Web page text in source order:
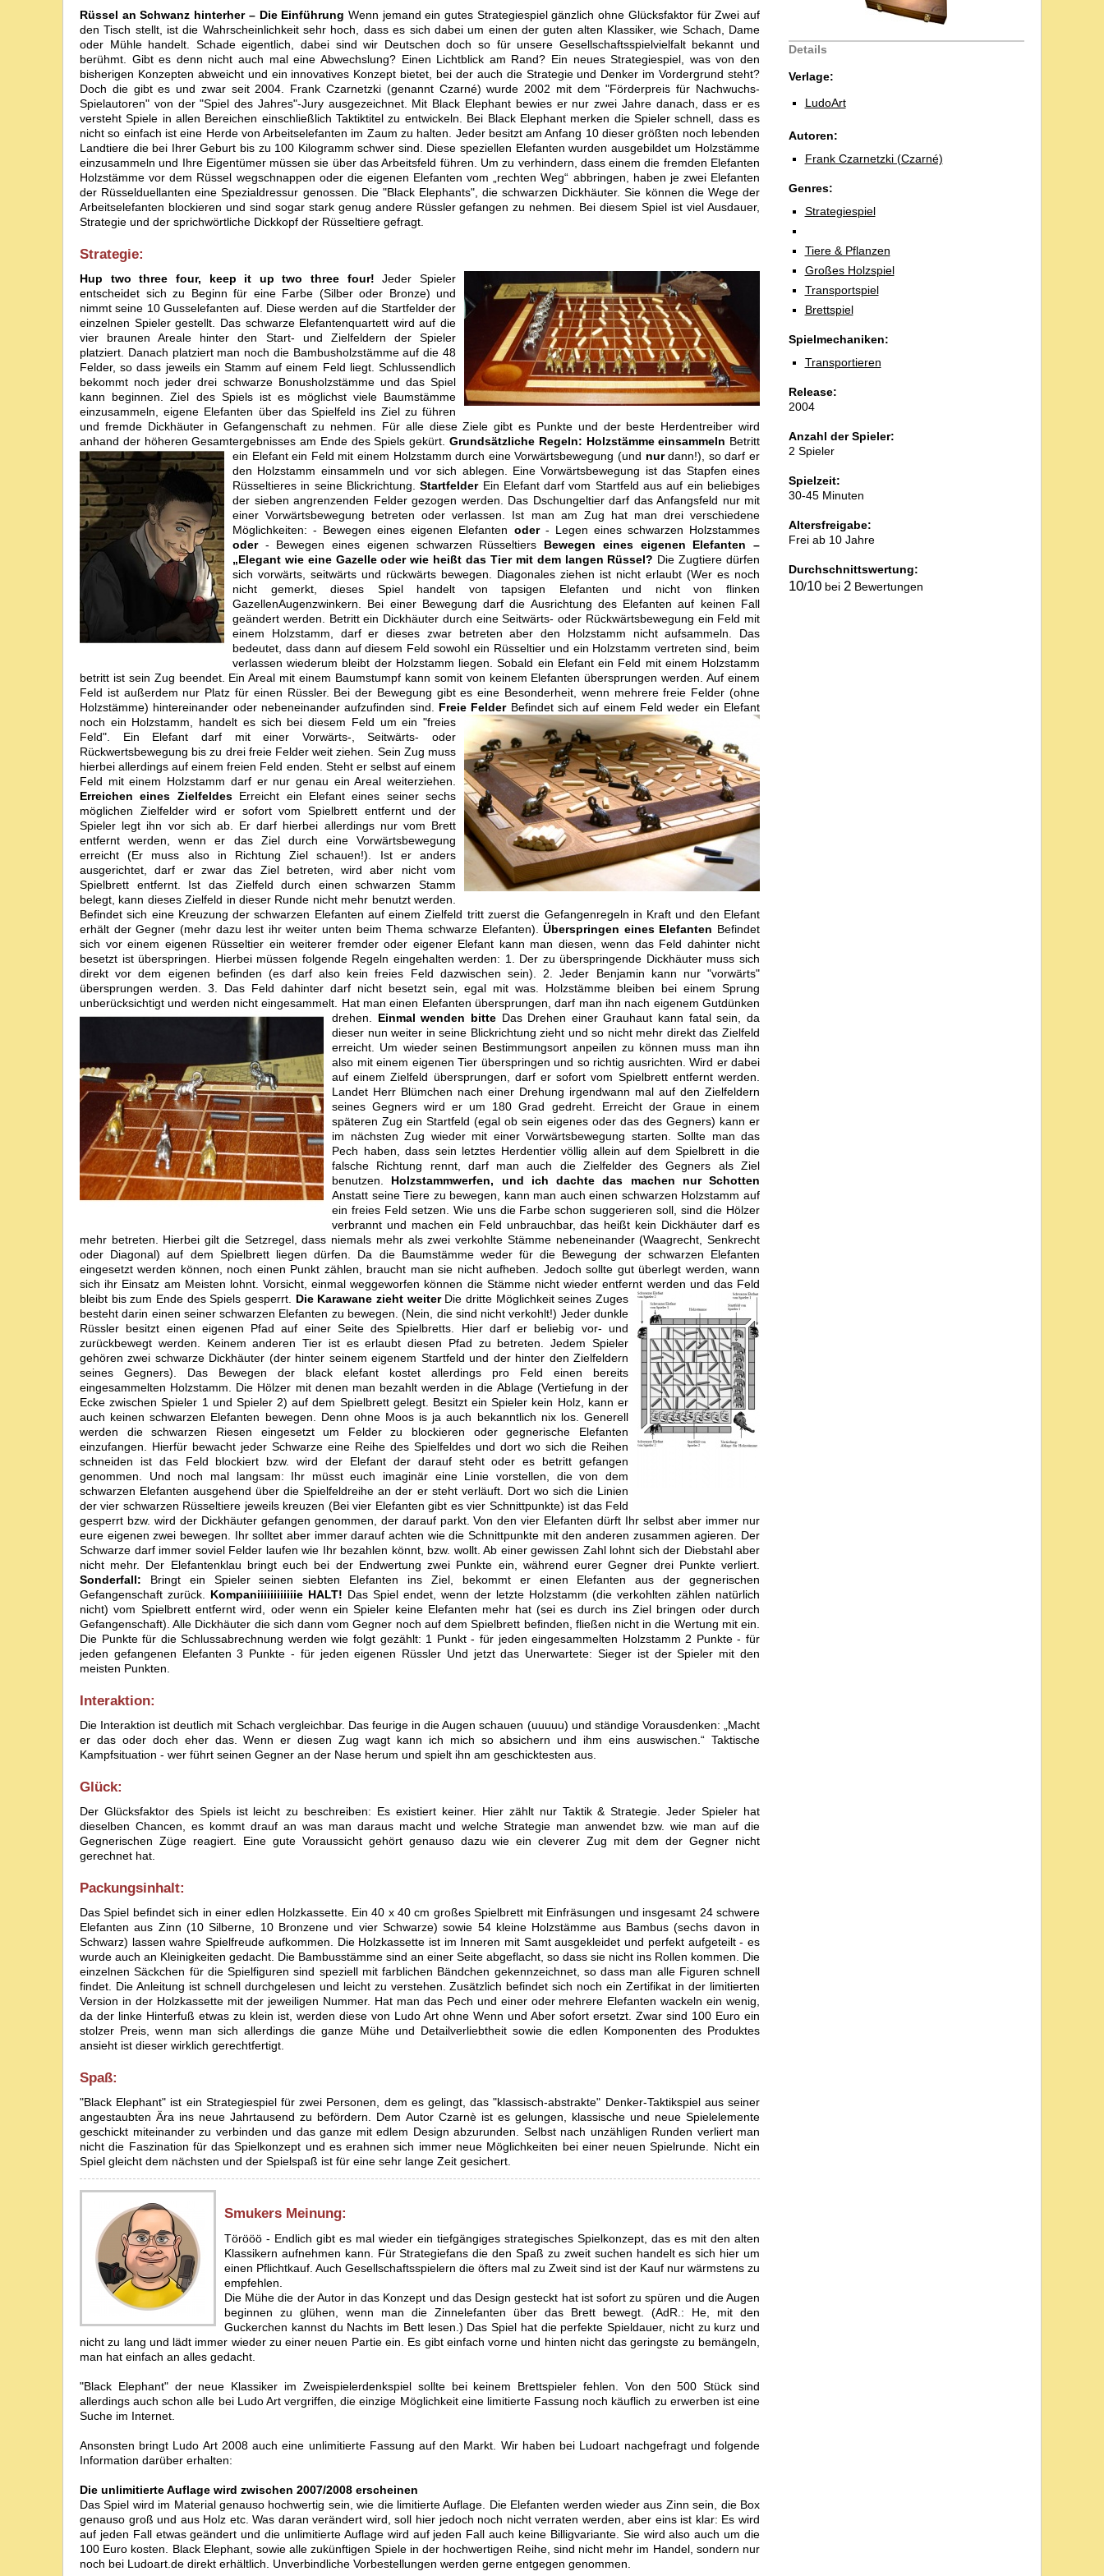
Details
Verlage:
LudoArt
Autoren:
Frank Czarnetzki (Czarné)
Genres:
Strategiespiel
Tiere & Pflanzen
Großes Holzspiel
Transportspiel
Brettspiel
Spielmechaniken:
Transportieren
Release:
2004
Anzahl der Spieler:
2 Spieler
Spielzeit:
30-45 Minuten
Altersfreigabe:
Frei ab 10 Jahre
Durchschnittswertung:
10/10bei 2Bewertungen
Rüssel an Schwanz hinterher – Die Einführung Wenn jemand ein gutes Strategiespiel gänzlich ohne Glücksfaktor für Zwei auf
den Tisch stellt, ist die Wahrscheinlichkeit sehr hoch, dass es sich dabei um einen der guten alten Klassiker, wie Schach, Dame
oder Mühle handelt. Schade eigentlich, dabei sind wir Deutschen doch so für unsere Gesellschaftsspielvielfalt bekannt und
berühmt. Gibt es denn nicht auch mal eine Abwechslung? Einen Lichtblick am Rand? Ein neues Strategiespiel, was von den
bisherigen Konzepten abweicht und ein innovatives Konzept bietet, bei der auch die Strategie und Denker im Vordergrund steht?
Doch die gibt es und zwar seit 2004. Frank Czarnetzki (genannt Czarné) wurde 2002 mit dem "Förderpreis für Nachwuchs-
Spielautoren" von der "Spiel des Jahres"-Jury ausgezeichnet. Mit Black Elephant bewies er nur zwei Jahre danach, dass er es
versteht Spiele in allen Bereichen einschließlich Taktiktitel zu entwickeln. Bei Black Elephant merken die Spieler schnell, dass es
nicht so einfach ist eine Herde von Arbeitselefanten im Zaum zu halten. Jeder besitzt am Anfang 10 dieser größten noch lebenden
Landtiere die bei Ihrer Geburt bis zu 100 Kilogramm schwer sind. Diese speziellen Elefanten wurden ausgebildet um Holzstämme
einzusammeln und Ihre Eigentümer müssen sie über das Arbeitsfeld führen. Um zu verhindern, dass einem die fremden Elefanten
Holzstämme vor dem Rüssel wegschnappen oder die eigenen Elefanten vom „rechten Weg“ abbringen, haben je zwei Elefanten
der Rüsselduellanten eine Spezialdressur genossen. Die "Black Elephants", die schwarzen Dickhäuter. Sie können die Wege der
Arbeitselefanten blockieren und sind sogar stark genug andere Rüssler gefangen zu nehmen. Bei diesem Spiel ist viel Ausdauer,
Strategie und der sprichwörtliche Dickkopf der Rüsseltiere gefragt.
Strategie:
Hup two three four, keep it up two three four! Jeder Spieler
entscheidet sich zu Beginn für eine Farbe (Silber oder Bronze) und
nimmt seine 10 Gusselefanten auf. Diese werden auf die Startfelder der
einzelnen Spieler gestellt. Das schwarze Elefantenquartett wird auf die
vier braunen Areale hinter den Start- und Zielfeldern der Spieler
platziert. Danach platziert man noch die Bambusholzstämme auf die 48
Felder, so dass jeweils ein Stamm auf einem Feld liegt. Schlussendlich
bekommt noch jeder drei schwarze Bonusholzstämme und das Spiel
kann beginnen. Ziel des Spiels ist es möglichst viele Baumstämme
einzusammeln, eigene Elefanten über das Spielfeld ins Ziel zu führen
und fremde Dickhäuter in Gefangenschaft zu nehmen. Für alle diese Ziele gibt es Punkte und der beste Herdentreiber wird
anhand der höheren Gesamtergebnisses am Ende des Spiels gekürt. Grundsätzliche Regeln: Holzstämme einsammeln Betritt
ein Elefant ein Feld mit einem Holzstamm durch eine Vorwärtsbewegung (und nurdann!), so darf er
den Holzstamm einsammeln und vor sich ablegen. Eine Vorwärtsbewegung ist das Stapfen eines
Rüsseltieres in seine Blickrichtung.StartfelderEin Elefant darf vom Startfeld aus auf ein beliebiges
der sieben angrenzenden Felder gezogen werden. Das Dschungeltier darf das Anfangsfeld nur mit
einer Vorwärtsbewegung betreten oder verlassen.
Ist man am Zug hat man drei verschiedene
Möglichkeiten: - Bewegen eines eigenen Elefanten oder- Legen eines schwarzen Holzstammes
oder- Bewegen eines eigenen schwarzen Rüsseltiers Bewegen eines eigenen Elefanten –
„Elegant wie eine Gazelle oder wie heißt das Tier mit dem langen Rüssel? Die Zugtiere dürfen
sich vorwärts, seitwärts und rückwärts bewegen. Diagonales ziehen ist nicht erlaubt (Wer es noch
nicht gemerkt, dieses Spiel handelt von tapsigen Elefanten und nicht von flinken
GazellenAugenzwinkern. Bei einer Bewegung darf die Ausrichtung des Elefanten auf keinen Fall
geändert werden. Betritt ein Dickhäuter durch eine Seitwärts- oder Rückwärtsbewegung ein Feld mit
einem Holzstamm, darf er dieses zwar betreten aber den Holzstamm nicht aufsammeln. Das
bedeutet, dass dann auf diesem Feld sowohl ein Rüsseltier und ein Holzstamm vertreten sind, beim
verlassen wiederum bleibt der Holzstamm liegen. Sobald ein Elefant ein Feld mit einem Holzstamm
betritt ist sein Zug beendet. Ein Areal mit einem Baumstumpf kann somit von keinem Elefanten übersprungen werden. Auf einem
Feld ist außerdem nur Platz für einen Rüssler. Bei der Bewegung gibt es eine Besonderheit, wenn mehrere freie Felder (ohne
Holzstämme) hintereinander oder nebeneinander aufzufinden sind. Freie Felder Befindet sich auf einem Feld weder ein Elefant
noch ein Holzstamm, handelt es sich bei diesem Feld um ein "freies
Feld". Ein Elefant darf mit einer Vorwärts-, Seitwärts- oder
Rückwertsbewegung bis zu drei freie Felder weit ziehen. Sein Zug muss
hierbei allerdings auf einem freien Feld enden. Steht er selbst auf einem
Feld mit einem Holzstamm darf er nur genau ein Areal weiterziehen.
Erreichen eines ZielfeldesErreicht ein Elefant eines seiner sechs
möglichen Zielfelder wird er sofort vom Spielbrett entfernt und der
Spieler legt ihn vor sich ab. Er darf hierbei allerdings nur vom Brett
entfernt werden, wenn er das Ziel durch eine Vorwärtsbewegung
erreicht (Er muss also in Richtung Ziel schauen!). Ist er anders
ausgerichtet, darf er zwar das Ziel betreten, wird aber nicht vom
Spielbrett entfernt. Ist das Zielfeld durch einen schwarzen Stamm
belegt, kann dieses Zielfeld in dieser Runde nicht mehr benutzt werden.
Befindet sich eine Kreuzung der schwarzen Elefanten auf einem Zielfeld tritt zuerst die Gefangenregeln in Kraft und den Elefant
erhält der Gegner (mehr dazu lest ihr weiter unten beim Thema schwarze Elefanten).Überspringen eines Elefanten Befindet
sich vor einem eigenen Rüsseltier ein weiterer fremder oder eigener Elefant kann man diesen, wenn das Feld dahinter nicht
besetzt ist überspringen. Hierbei müssen folgende Regeln eingehalten werden: 1. Der zu überspringende Dickhäuter muss sich
direkt vor dem eigenen befinden (es darf also kein freies Feld dazwischen sein). 2. Jeder Benjamin kann nur "vorwärts"
übersprungen werden. 3. Das Feld dahinter darf nicht besetzt sein, egal mit was. Holzstämme bleiben bei einem Sprung
unberücksichtigt und werden nicht eingesammelt. Hat man einen Elefanten übersprungen, darf man ihn nach eigenem Gutdünken
drehen. Einmal wenden bitte Das Drehen einer Grauhaut kann fatal sein, da
dieser nun weiter in seine Blickrichtung zieht und so nicht mehr direkt das Zielfeld
erreicht. Um wieder seinen Bestimmungsort anpeilen zu können muss man ihn
also mit einem eigenen Tier überspringen und so richtig ausrichten. Wird er dabei
auf einem Zielfeld übersprungen, darf er sofort vom Spielbrett entfernt werden.
Landet Herr Blümchen nach einer Drehung irgendwann mal auf den Zielfeldern
seines Gegners wird er um 180 Grad gedreht. Erreicht der Graue in einem
späteren Zug ein Startfeld (egal ob sein eigenes oder das des Gegners) kann er
im nächsten Zug wieder mit einer Vorwärtsbewegung starten. Sollte man das
Pech haben, dass sein letztes Herdentier völlig allein auf dem Spielbrett in die
falsche Richtung rennt, darf man auch die Zielfelder des Gegners als Ziel
benutzen. Holzstammwerfen, und ich dachte das machen nur Schotten
Anstatt seine Tiere zu bewegen, kann man auch einen schwarzen Holzstamm auf
ein freies Feld setzen. Wie uns die Farbe schon suggerieren soll, sind die Hölzer
verbrannt und machen ein Feld unbrauchbar, das heißt kein Dickhäuter darf es
mehr betreten. Hierbei gilt die Setzregel, dass niemals mehr als zwei verkohlte Stämme nebeneinander (Waagrecht, Senkrecht
oder Diagonal) auf dem Spielbrett liegen dürfen. Da die Baumstämme weder für die Bewegung der schwarzen Elefanten
eingesetzt werden können, noch einen Punkt zählen, braucht man sie nicht aufheben. Jedoch sollte gut überlegt werden, wann
sich ihr Einsatz am Meisten lohnt. Vorsicht, einmal weggeworfen können die Stämme nicht wieder entfernt werden und das Feld
bleibt bis zum Ende des Spiels gesperrt. Die Karawane zieht weiter Die dritte Möglichkeit seines Zuges
besteht darin einen seiner schwarzen Elefanten zu bewegen. (Nein, die sind nicht verkohlt!) Jeder dunkle
Rüssler besitzt einen eigenen Pfad auf einer Seite des Spielbretts. Hier darf er beliebig vor- und
zurückbewegt werden. Keinem anderen Tier ist es erlaubt diesen Pfad zu betreten. Jedem Spieler
gehören zwei schwarze Dickhäuter (der hinter seinem eigenem Startfeld und der hinter den Zielfeldern
seines Gegners). Das Bewegen der black elefant kostet allerdings pro Feld einen bereits
eingesammelten Holzstamm. Die Hölzer mit denen man bezahlt werden in die Ablage (Vertiefung in der
Ecke zwischen Spieler 1 und Spieler 2) auf dem Spielbrett gelegt. Besitzt ein Spieler kein Holz, kann er
auch keinen schwarzen Elefanten bewegen. Denn ohne Moos is ja auch bekanntlich nix los. Generell
werden die schwarzen Riesen eingesetzt um Felder zu blockieren oder gegnerische Elefanten
einzufangen. Hierfür bewacht jeder Schwarze eine Reihe des Spielfeldes und dort wo sich die Reihen
schneiden ist das Feld blockiert bzw. wird der Elefant der darauf steht oder es betritt gefangen
genommen. Und noch mal langsam: Ihr müsst euch imaginär eine Linie vorstellen, die von dem
schwarzen Elefanten ausgehend über die Spielfeldreihe an der er steht verläuft. Dort wo sich die Linien
der vier schwarzen Rüsseltiere jeweils kreuzen (Bei vier Elefanten gibt es vier Schnittpunkte) ist das Feld
gesperrt bzw. wird der Dickhäuter gefangen genommen, der darauf parkt. Von den vier Elefanten dürft Ihr selbst aber immer nur
eure eigenen zwei bewegen. Ihr solltet aber immer darauf achten wie die Schnittpunkte mit den anderen zusammen agieren. Der
Schwarze darf immer soviel Felder laufen wie Ihr bezahlen könnt, bzw. wollt. Ab einer gewissen Zahl lohnt sich der Diebstahl aber
nicht mehr. Der Elefantenklau bringt euch bei der Endwertung zwei Punkte ein, während eurer Gegner drei Punkte verliert.
Sonderfall: Bringt ein Spieler seinen siebten Elefanten ins Ziel, bekommt er einen Elefanten aus der gegnerischen
Gefangenschaft zurück. Kompaniiiiiiiiiiiie HALT! Das Spiel endet, wenn der letzte Holzstamm (die verkohlten zählen natürlich
nicht) vom Spielbrett entfernt wird, oder wenn ein Spieler keine Elefanten mehr hat (sei es durch ins Ziel bringen oder durch
Gefangenschaft). Alle Dickhäuter die sich dann vom Gegner noch auf dem Spielbrett befinden, fließen nicht in die Wertung mit ein.
Die Punkte für die Schlussabrechnung werden wie folgt gezählt: 1 Punkt - für jeden eingesammelten Holzstamm 2 Punkte - für
jeden gefangenen Elefanten 3 Punkte - für jeden eigenen Rüssler Und jetzt das Unerwartete: Sieger ist der Spieler mit den
meisten Punkten.
Interaktion:
Die Interaktion ist deutlich mit Schach vergleichbar. Das feurige in die Augen schauen (uuuuu) und ständige Vorausdenken: „Macht
er das oder doch eher das. Wenn er diesen Zug wagt kann ich mich so absichern und ihm eins auswischen.“ Taktische
Kampfsituation - wer führt seinen Gegner an der Nase herum und spielt ihn am geschicktesten aus.
Glück:
Der Glücksfaktor des Spiels ist leicht zu beschreiben: Es existiert keiner. Hier zählt nur Taktik & Strategie. Jeder Spieler hat
dieselben Chancen, es kommt drauf an was man daraus macht und welche Strategie man anwendet bzw. wie man auf die
Gegnerischen Züge reagiert. Eine gute Voraussicht gehört genauso dazu wie ein cleverer Zug mit dem der Gegner nicht
gerechnet hat.
Packungsinhalt:
Das Spiel befindet sich in einer edlen Holzkassette. Ein 40 x 40 cm großes Spielbrett mit Einfräsungen und insgesamt 24 schwere
Elefanten aus Zinn (10 Silberne, 10 Bronzene und vier Schwarze) sowie 54 kleine Holzstämme aus Bambus (sechs davon in
Schwarz) lassen wahre Spielfreude aufkommen. Die Holzkassette ist im Inneren mit Samt ausgekleidet und perfekt aufgeteilt - es
wurde auch an Kleinigkeiten gedacht. Die Bambusstämme sind an einer Seite abgeflacht, so dass sie nicht ins Rollen kommen. Die
einzelnen Säckchen für die Spielfiguren sind speziell mit farblichen Bändchen gekennzeichnet, so dass man alle Figuren schnell
findet. Die Anleitung ist schnell durchgelesen und leicht zu verstehen. Zusätzlich befindet sich noch ein Zertifikat in der limitierten
Version in der Holzkassette mit der jeweiligen Nummer. Hat man das Pech und einer oder mehrere Elefanten wackeln ein wenig,
da der linke Hinterfuß etwas zu klein ist, werden diese von Ludo Art ohne Wenn und Aber sofort ersetzt. Zwar sind 100 Euro ein
stolzer Preis, wenn man sich allerdings die ganze Mühe und Detailverliebtheit sowie die edlen Komponenten des Produktes
ansieht ist dieser wirklich gerechtfertigt.
Spaß:
"Black Elephant" ist ein Strategiespiel für zwei Personen, dem es gelingt, das "klassisch-abstrakte" Denker-Taktikspiel aus seiner
angestaubten Ära ins neue Jahrtausend zu befördern. Dem Autor Czarnè ist es gelungen, klassische und neue Spielelemente
geschickt miteinander zu verbinden und das ganze mit edlem Design abzurunden. Selbst nach unzähligen Runden verliert man
nicht die Faszination für das Spielkonzept und es erahnen sich immer neue Möglichkeiten bei einer neuen Spielrunde. Nicht ein
Spiel gleicht dem nächsten und der Spielspaß ist für eine sehr lange Zeit gesichert.
Smukers Meinung:
Törööö - Endlich gibt es mal wieder ein tiefgängiges strategisches Spielkonzept, das es mit den alten
Klassikern aufnehmen kann. Für Strategiefans die den Spaß zu zweit suchen handelt es sich hier um
einen Pflichtkauf. Auch Gesellschaftsspielern die öfters mal zu Zweit sind ist der Kauf nur wärmstens zu
empfehlen.
Die Mühe die der Autor in das Konzept und das Design gesteckt hat ist sofort zu spüren und die Augen
beginnen zu glühen, wenn man die Zinnelefanten über das Brett bewegt. (AdR.: He, mit den
Guckerchen kannst du Nachts im Bett lesen.) Das Spiel hat die perfekte Spieldauer, nicht zu kurz und
nicht zu lang und lädt immer wieder zu einer neuen Partie ein. Es gibt einfach vorne und hinten nicht das geringste zu bemängeln,
man hat einfach an alles gedacht.
"Black Elephant" der neue Klassiker im Zweispielerdenkspiel sollte bei keinem Brettspieler fehlen. Von den 500 Stück sind
allerdings auch schon alle bei Ludo Art vergriffen, die einzige Möglichkeit eine limitierte Fassung noch käuflich zu erwerben ist eine
Suche im Internet.
Ansonsten bringt Ludo Art 2008 auch eine unlimitierte Fassung auf den Markt. Wir haben bei Ludoart nachgefragt und folgende
Information darüber erhalten:
Die unlimitierte Auflage wird zwischen 2007/2008 erscheinen
Das Spiel wird im Material genauso hochwertig sein, wie die limitierte Auflage. Die Elefanten werden wieder aus Zinn sein, die Box
genauso groß und aus Holz etc. Was daran verändert wird, soll hier jedoch noch nicht verraten werden, aber eins ist klar: Es wird
auf jeden Fall etwas geändert und die unlimitierte Auflage wird auf jeden Fall auch keine Billigvariante. Sie wird also auch um die
100 Euro kosten. Black Elephant, sowie alle zukünftigen Spiele in der hochwertigen Reihe, sind nicht mehr im Handel, sondern nur
noch bei Ludoart.de direkt erhältlich. Unverbindliche Vorbestellungen werden gerne entgegen genommen.